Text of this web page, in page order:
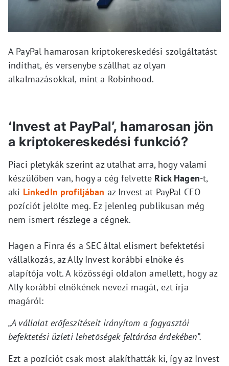
A PayPal hamarosan kriptokereskedési szolgáltatást
indíthat, és versenybe szállhat az olyan
alkalmazásokkal, mint a Robinhood.
‘Invest at PayPal’, hamarosan jön
a kriptokereskedési funkció?
Piaci pletykák szerint az utalhat arra, hogy valami
készülőben van, hogy a cég felvette Rick Hagen-t,
aki LinkedIn profiljában az Invest at PayPal CEO
pozíciót jelölte meg. Ez jelenleg publikusan még
nem ismert részlege a cégnek.
Hagen a Finra és a SEC által elismert befektetési
vállalkozás, az Ally Invest korábbi elnöke és
alapítója volt. A közösségi oldalon amellett, hogy az
Ally korábbi elnökének nevezi magát, ezt írja
magáról:
„A vállalat erőfeszítéseit irányítom a fogyasztói
befektetési üzleti lehetőségek feltárása érdekében”.
Ezt a pozíciót csak most alakíthatták ki, így az Invest